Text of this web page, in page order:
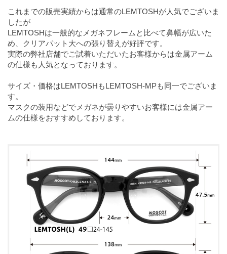
これまでの販売実績からは通常のLEMTOSHが人気でございま
したが
LEMTOSHは一般的なメガネフレームと比べて鼻幅が広いた
め、クリアパット大への張り替えが好評です。
実際の弊社店舗でご試着いただいたお客様からは金属アーム
の仕様も人気となっております。
サイズ・価格はLEMTOSHもLEMTOSH-MPも同一でございま
す。
マスクの装用などでメガネが曇りやすいお客様には金属アー
ムの仕様をおすすめしております。